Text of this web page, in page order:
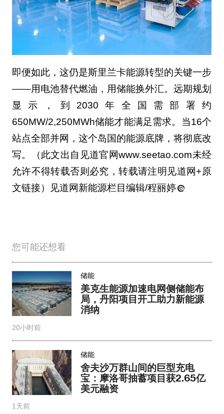
即便如此，这仍是斯里兰卡能源转型的关键一步
——用电池替代燃油，用储能换外汇。远期规划
显示，到2030年全国需部署约
650MW/2,250MWh储能才能满足需求。当16个
站点全部并网，这个岛国的能源底牌，将彻底改
写。（此文出自见道官网www.seetao.com未经
允许不得转载否则必究，转载请注明见道网+原
文链接）见道网新能源栏目编辑/程丽婷
您可能还想看
储能
美克生能源加速电网侧储能布
局，丹阳项目开工助力新能源
消纳
20小时前
储能
舍夫沙万群山间的巨型充电
宝：摩洛哥抽蓄项目获2.65亿
美元融资
1天前